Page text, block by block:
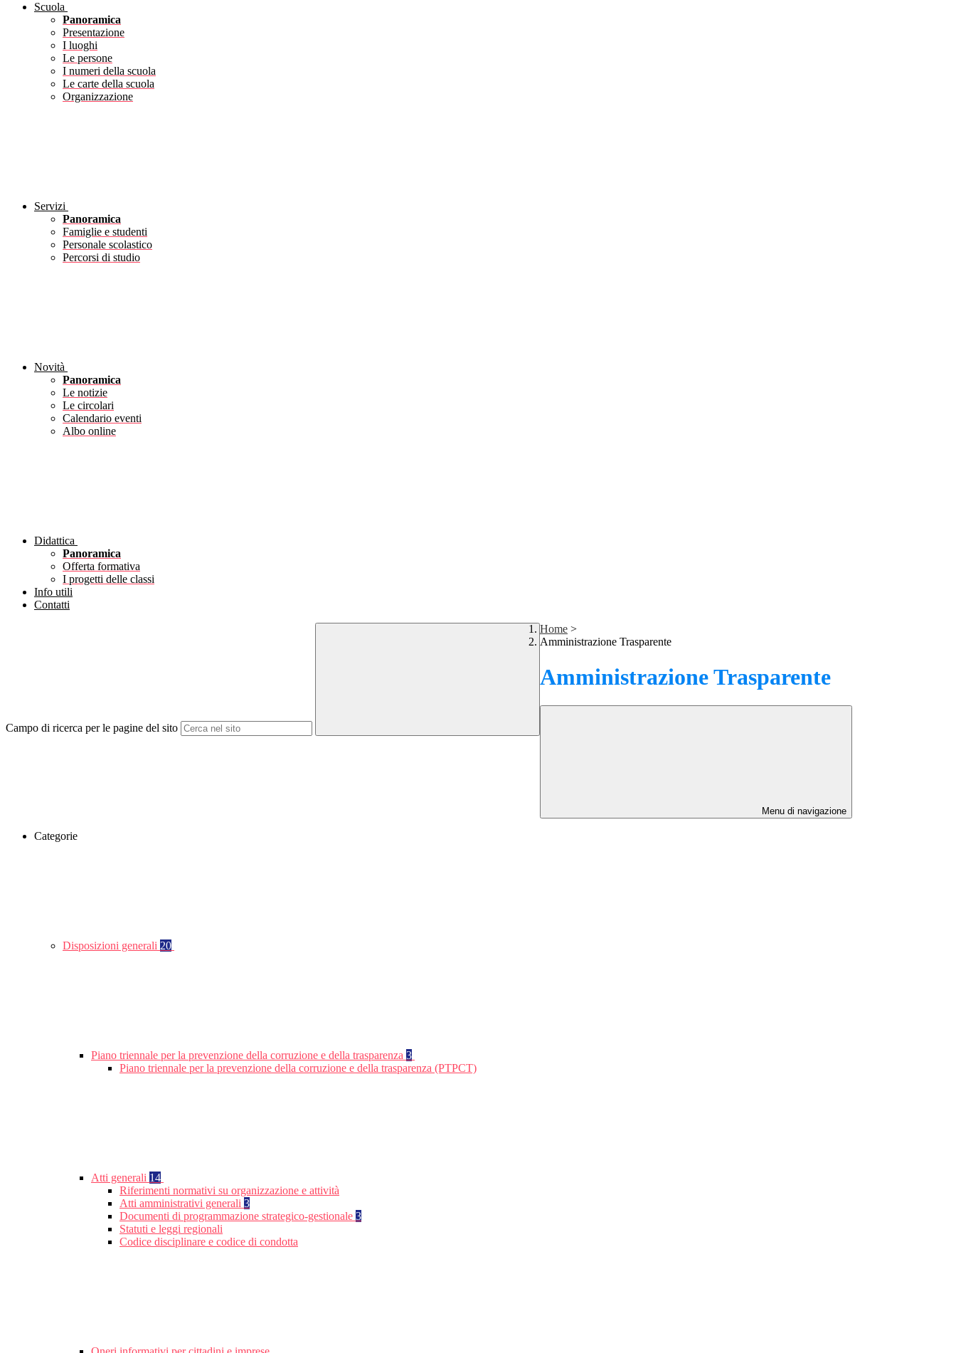
Scuola
Panoramica
Presentazione
I luoghi
Le persone
I numeri della scuola
Le carte della scuola
Organizzazione
Servizi
Panoramica
Famiglie e studenti
Personale scolastico
Percorsi di studio
Novità
Panoramica
Le notizie
Le circolari
Calendario eventi
Albo online
Didattica
Panoramica
Offerta formativa
I progetti delle classi
Info utili
Contatti
Campo di ricerca per le pagine del sito
Home >
Amministrazione Trasparente
Amministrazione Trasparente
Menu di navigazione
Categorie
Disposizioni generali 20
Piano triennale per la prevenzione della corruzione e della trasparenza 3
Piano triennale per la prevenzione della corruzione e della trasparenza (PTPCT)
Atti generali 14
Riferimenti normativi su organizzazione e attività
Atti amministrativi generali 3
Documenti di programmazione strategico-gestionale 3
Statuti e leggi regionali
Codice disciplinare e codice di condotta